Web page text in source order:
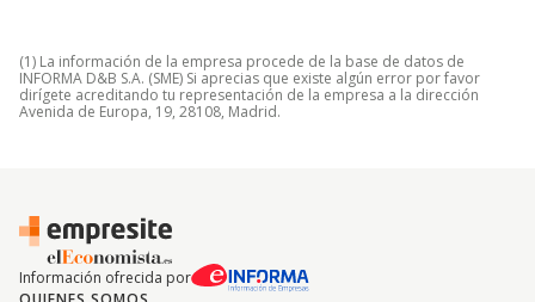
(1) La información de la empresa procede de la base de datos de
INFORMA D&B S.A. (SME) Si aprecias que existe algún error por favor
dirígete acreditando tu representación de la empresa a la dirección
Avenida de Europa, 19, 28108, Madrid.
Información ofrecida por